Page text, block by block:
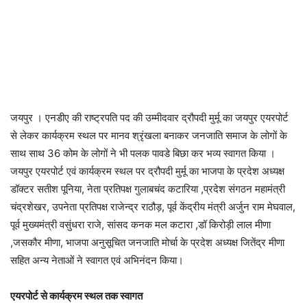
जयपुर । एनडीए की राष्ट्रपति पद की उम्मीदवार द्रौपदी मुर्मू का जयपुर एयरपोर्ट
से लेकर कार्यक्रम स्थल पर मानव श्रृंखला बनाकर जनजाति समाज के लोगों के
साथ साथ 36 कोम के लोगों ने भी पलक पावडे बिछा कर भव्य स्वागत किया ।
जयपुर एयरपोर्ट एवं कार्यक्रम स्थल पर द्रौपदी मुर्मू का भाजपा के प्रदेश अध्यक्ष
डॉक्टर सतीश पूनिया, नेता प्रतिपक्ष गुलाबचंद कटारिया ,प्रदेश संगठन महामंत्री
चंद्रशेखर, उपनेता प्रतिपक्ष राजेन्द्र राठौड़, पूर्व केंद्रीय मंत्री अर्जुन राम मेघवाल,
पूर्व मुख्यमंत्री वसुंधरा राजे, सांसद कनक मल कटारा ,डॉ किरोड़ी लाल मीणा
,जसकौर मीणा, भाजपा अनुसूचित जनजाति मोर्चा के प्रदेश अध्यक्ष जितेंद्र मीणा
सहित अन्य नेताओं ने स्वागत एवं अभिनंदन किया।
एयरपोर्ट से कार्यक्रम स्थल तक स्वागत